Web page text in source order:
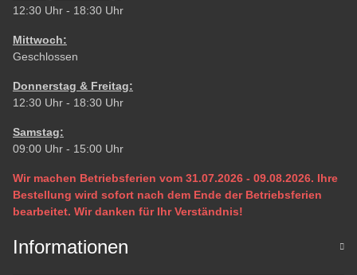
12:30 Uhr - 18:30 Uhr
Mittwoch:
Geschlossen
Donnerstag & Freitag:
12:30 Uhr - 18:30 Uhr
Samstag:
09:00 Uhr - 15:00 Uhr
Wir machen Betriebsferien vom 31.07.2026 - 09.08.2026. Ihre
Bestellung wird sofort nach dem Ende der Betriebsferien
bearbeitet. Wir danken für Ihr Verständnis!
Informationen